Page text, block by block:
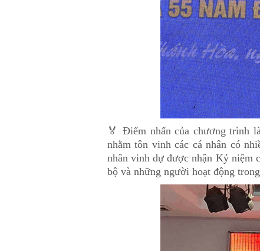
🏅 Điểm nhấn của chương trình
nhằm tôn vinh các cá nhân có
nhân vinh dự được nhận Kỷ niệm
bộ và những người hoạt động